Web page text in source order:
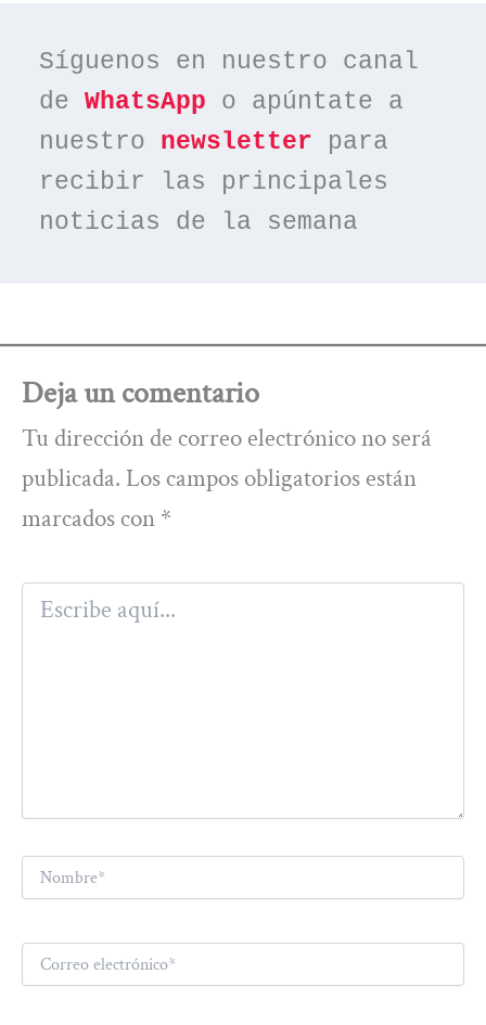
Síguenos en nuestro canal
de WhatsApp o apúntate a
nuestro newsletter para
recibir las principales
noticias de la semana
Deja un comentario
Tu dirección de correo electrónico no será
publicada. Los campos obligatorios están
marcados con *
Escribe
aquí...
Nombre*
Correo
electrónico*